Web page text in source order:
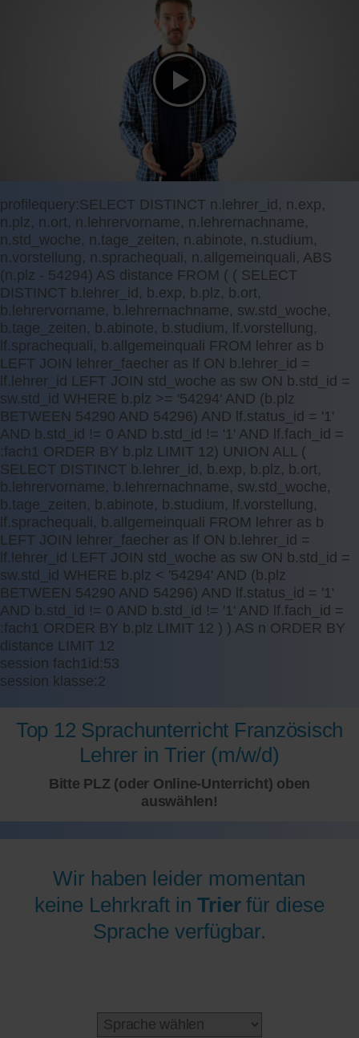
profilequery:SELECT DISTINCT n.lehrer_id, n.exp,
n.plz, n.ort, n.lehrervorname, n.lehrernachname,
n.std_woche, n.tage_zeiten, n.abinote, n.studium,
n.vorstellung, n.sprachequali, n.allgemeinquali, ABS
(n.plz - 54294) AS distance FROM ( ( SELECT
DISTINCT b.lehrer_id, b.exp, b.plz, b.ort,
b.lehrervorname, b.lehrernachname, sw.std_woche,
b.tage_zeiten, b.abinote, b.studium, lf.vorstellung,
lf.sprachequali, b.allgemeinquali FROM lehrer as b
LEFT JOIN lehrer_faecher as lf ON b.lehrer_id =
lf.lehrer_id LEFT JOIN std_woche as sw ON b.std_id =
sw.std_id WHERE b.plz >= '54294' AND (b.plz
BETWEEN 54290 AND 54296) AND lf.status_id = '1'
AND b.std_id != 0 AND b.std_id != '1' AND lf.fach_id =
:fach1 ORDER BY b.plz LIMIT 12) UNION ALL (
SELECT DISTINCT b.lehrer_id, b.exp, b.plz, b.ort,
b.lehrervorname, b.lehrernachname, sw.std_woche,
b.tage_zeiten, b.abinote, b.studium, lf.vorstellung,
lf.sprachequali, b.allgemeinquali FROM lehrer as b
LEFT JOIN lehrer_faecher as lf ON b.lehrer_id =
lf.lehrer_id LEFT JOIN std_woche as sw ON b.std_id =
sw.std_id WHERE b.plz < '54294' AND (b.plz
BETWEEN 54290 AND 54296) AND lf.status_id = '1'
AND b.std_id != 0 AND b.std_id != '1' AND lf.fach_id =
:fach1 ORDER BY b.plz LIMIT 12 ) ) AS n ORDER BY
distance LIMIT 12
session fach1id:53
session klasse:2
Top 12 Sprachunterricht Französisch
Lehrer in Trier (m/w/d)
Bitte PLZ (oder Online-Unterricht) oben
auswählen!
Wir haben leider momentan
keine Lehrkraft in Trierfür diese
Sprache verfügbar.